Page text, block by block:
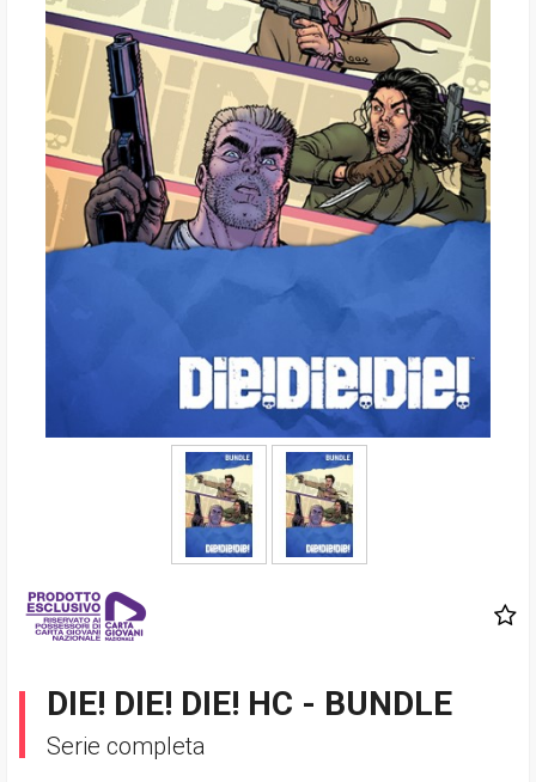
DIE! DIE! DIE! HC - BUNDLE
Serie completa